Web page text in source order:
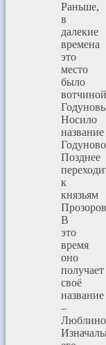
Раньше,
в
далекие
времена
это
место
было
вотчиной
Носило
название
Позднее
к
князьям
В
это
время
оно
получает
своё
название
–